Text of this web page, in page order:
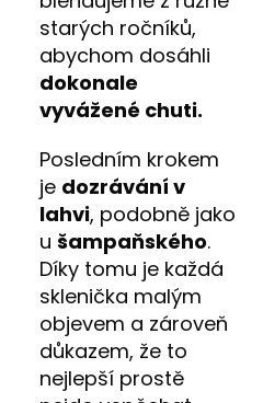
starých ročníků,
abychom dosáhli
dokonale
vyvážené chuti.
Posledním krokem
je dozrávání v
lahvi, podobně jako
u šampaňského.
Díky tomu je každá
sklenička malým
objevem a zároveň
důkazem, že to
nejlepší prostě